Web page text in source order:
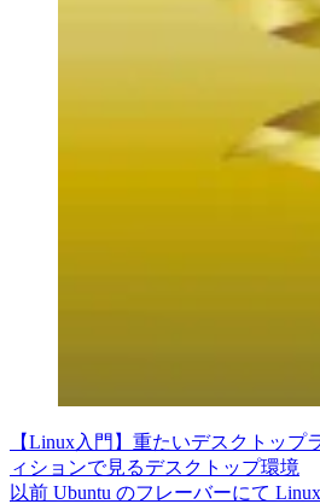
【Linux入門】重たいデスクトップ
ィションで見るデスクトップ環境
以前 Ubuntu のフレーバーにて